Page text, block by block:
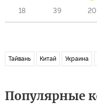
18 39 20
Тайвань Китай Украина
Популярные